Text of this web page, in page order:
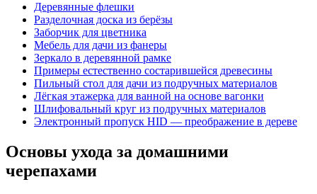
Деревянные флешки
Разделочная доска из берёзы
Заборчик для цветника
Мебель для дачи из фанеры
Зеркало в деревянной рамке
Примеры естественно состарившейся древесины
Пильный стол для дачи из подручных материалов
Лёгкая этажерка для ванной на основе вагонки
Шлифовальный круг из подручных материалов
Электронный пропуск HID — преображение в дереве
Основы ухода за домашними
черепахами